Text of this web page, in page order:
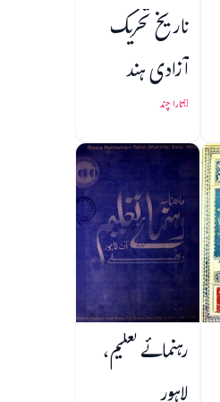
تاریخ تحریک
آزادی ہند
تارا چند
رہنمائے تعلیم،